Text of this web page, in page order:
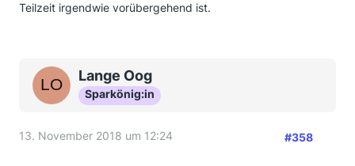
Teilzeit irgendwie vorübergehend ist.
Lange Oog
Sparkönig:in
13. November 2018 um 12:24 #358